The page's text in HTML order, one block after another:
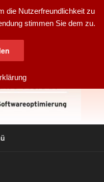
die Nutzerfreundlichkeit zu
stimmen Sie dem zu.